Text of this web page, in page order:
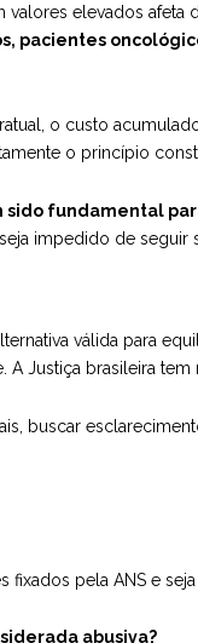
elevados
pacientes
o custo
o princípio
fundamental
impedido de seguir
válida para
A Justiça brasileira
buscar
pela ANS e
abusiva?